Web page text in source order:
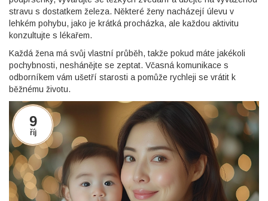
stravu s dostatkem železa. Některé ženy nacházejí úlevu v
lehkém pohybu, jako je krátká procházka, ale každou aktivitu
konzultujte s lékařem.
Každá žena má svůj vlastní průběh, takže pokud máte jakékoli
pochybnosti, neshánějte se zeptat. Včasná komunikace s
odborníkem vám ušetří starosti a pomůže rychleji se vrátit k
běžnému životu.
9
říj